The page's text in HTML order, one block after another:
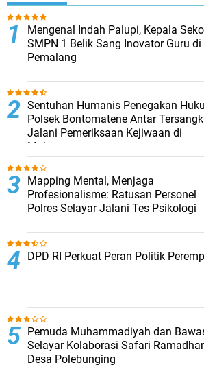
Mengenal Indah Palupi, Kepala
SMPN 1 Belik Sang Inovator Guru di
Pemalang
Sentuhan Humanis Penegakan
Polsek Bontomatene Antar
Jalani Pemeriksaan Kejiwaan di
Makassar
Mapping Mental, Menjaga
Profesionalisme: Ratusan Personel
Polres Selayar Jalani Tes Psikologi
DPD RI Perkuat Peran Politik
Pemuda Muhammadiyah dan
Selayar Kolaborasi Safari
Desa Polebunging